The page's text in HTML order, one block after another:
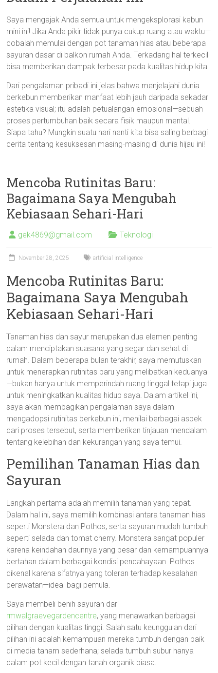
Saya mengajak Anda semua untuk mengeksplorasi kebun
mini ini! Jika Anda pikir tidak punya cukup ruang atau waktu—
cobalah memulai dengan pot tanaman hias atau beberapa
sayuran dasar di balkon rumah Anda. Terkadang hal terkecil
bisa memberikan dampak terbesar pada kualitas hidup kita.
Dari pengalaman pribadi ini jelas bahwa menjelajahi dunia
berkebun memberikan manfaat lebih jauh daripada sekadar
estetika visual; itu adalah petualangan emosional—sebuah
proses pertumbuhan baik secara fisik maupun mental.
Siapa tahu? Mungkin suatu hari nanti kita bisa saling berbagi
cerita tentang kesuksesan masing-masing di dunia hijau ini!
Mencoba Rutinitas Baru:
Bagaimana Saya Mengubah
Kebiasaan Sehari-Hari
gek4869@gmail.com Teknologi
November 28, 2025 artificial intelligence
Mencoba Rutinitas Baru:
Bagaimana Saya Mengubah
Kebiasaan Sehari-Hari
Tanaman hias dan sayur merupakan dua elemen penting
dalam menciptakan suasana yang segar dan sehat di
rumah. Dalam beberapa bulan terakhir, saya memutuskan
untuk menerapkan rutinitas baru yang melibatkan keduanya
—bukan hanya untuk memperindah ruang tinggal tetapi juga
untuk meningkatkan kualitas hidup saya. Dalam artikel ini,
saya akan membagikan pengalaman saya dalam
mengadopsi rutinitas berkebun ini, menilai berbagai aspek
dari proses tersebut, serta memberikan tinjauan mendalam
tentang kelebihan dan kekurangan yang saya temui.
Pemilihan Tanaman Hias dan
Sayuran
Langkah pertama adalah memilih tanaman yang tepat.
Dalam hal ini, saya memilih kombinasi antara tanaman hias
seperti Monstera dan Pothos, serta sayuran mudah tumbuh
seperti selada dan tomat cherry. Monstera sangat populer
karena keindahan daunnya yang besar dan kemampuannya
bertahan dalam berbagai kondisi pencahayaan. Pothos
dikenal karena sifatnya yang toleran terhadap kesalahan
perawatan—ideal bagi pemula.
Saya membeli benih sayuran dari
rmwalgraevegardencentre, yang menawarkan berbagai
pilihan dengan kualitas tinggi. Salah satu keunggulan dari
pilihan ini adalah kemampuan mereka tumbuh dengan baik
di media tanam sederhana; selada tumbuh subur hanya
dalam pot kecil dengan tanah organik biasa.